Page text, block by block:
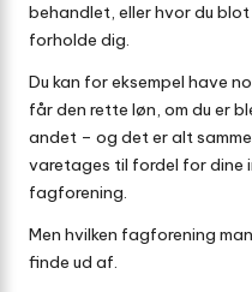
behandlet, eller hvor du
forholde dig.
Du kan for eksempel have
får den rette løn, om du er
andet – og det er alt
varetages til fordel for dine
fagforening.
Men hvilken fagforening
finde ud af.